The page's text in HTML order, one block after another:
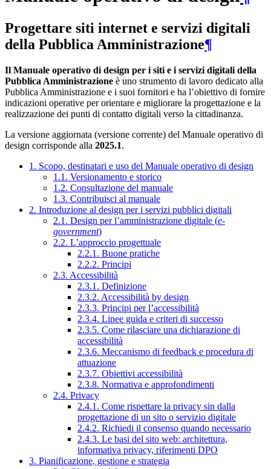
Progettare siti internet e servizi digitali
della Pubblica Amministrazione¶
Il Manuale operativo di design per i siti e i servizi digitali della
Pubblica Amministrazione è uno strumento di lavoro dedicato alla
Pubblica Amministrazione e i suoi fornitori e ha l’obiettivo di fornire
indicazioni operative per orientare e migliorare la progettazione e la
realizzazione dei punti di contatto digitali verso la cittadinanza.
La versione aggiornata (versione corrente) del Manuale operativo di
design corrisponde alla 2025.1.
1. Scopo, destinatari e uso del Manuale operativo di design
1.1. Versionamento e storico
1.2. Consultazione del manuale
1.3. Contribuisci al manuale
2. Introduzione al design per i servizi pubblici digitali
2.1. Design per l’amministrazione digitale (e-
government)
2.2. L’approccio progettuale
2.2.1. Buone pratiche
2.2.2. Principi
2.3. Accessibilità
2.3.1. Definizione
2.3.2. Accessibilità by design
2.3.3. Principi per l’accessibilità
2.3.4. Linee guida e criteri di successo
2.3.5. Come rilasciare una dichiarazione di
accessibilità
2.3.6. Meccanismo di feedback e procedura di
attuazione
2.3.7. Obiettivi accessibilità
2.3.8. Normativa e approfondimenti
2.4. Privacy
2.4.1. Come rispettare la privacy sin dalla
progettazione di un sito o servizio digitale
2.4.2. Richiedi il consenso quando necessario
2.4.3. Le basi del sito web: architettura,
informativa privacy, riferimenti DPO
3. Pianificazione, gestione e strategia